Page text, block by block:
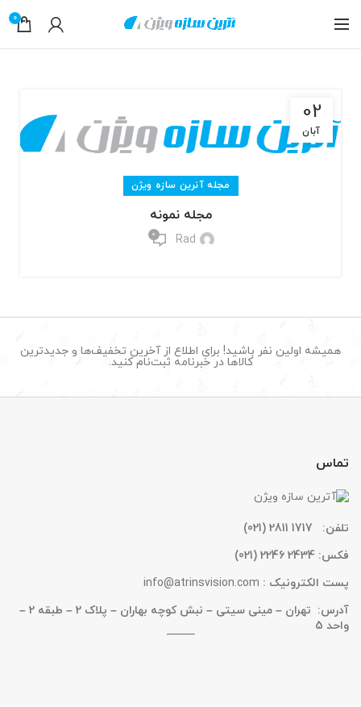
0
02
آبان
مجله آنرین سازه ویژن
مجله نمونه
Rad
0
همیشه اولین نفر باشید! برای اطلاع از آخرین تخفیف‌ها و جدیدترین
کالاها در خبرنامه ثبت‌نام کنید.
تماس
تلفن: 1717 2811 (021)
فکس: 2434 2246 (021)
پست الکترونیک : info@atrinsvision.com
آدرس: تهران – مینی سیتی – نبش کوچه بهاران – پلاک 2 – طبقه 2 –
واحد 5